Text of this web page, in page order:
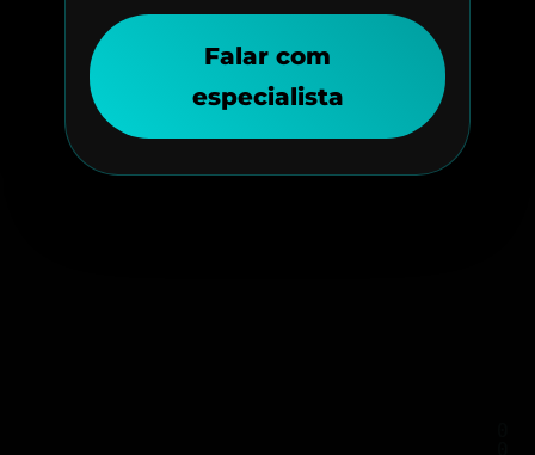
Falar com
especialista